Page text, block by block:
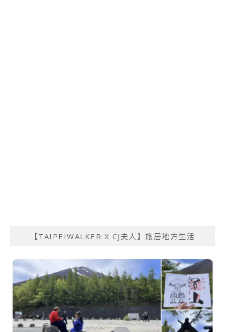
【TAIPEIWALKER X CJ夫人】旅居地方生活